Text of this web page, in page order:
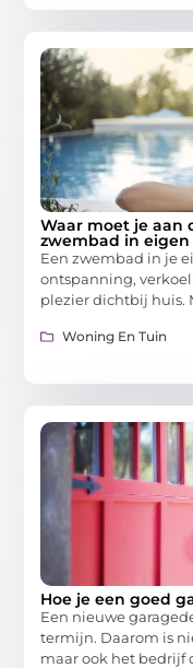
Waar moet je aan
zwembad in
Een zwembad in je
ontspanning,
plezier dichtbij huis.
Woning En Tuin
Hoe je een goed
Een nieuwe
termijn. Daarom is
maar ook het bedrijf